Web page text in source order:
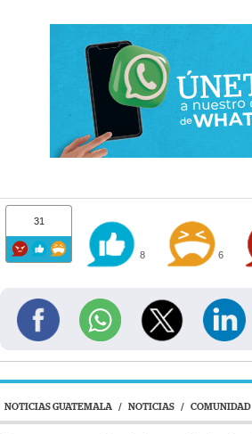
31
8 6
NOTICIAS GUATEMALA / NOTICIAS / COMUNIDAD